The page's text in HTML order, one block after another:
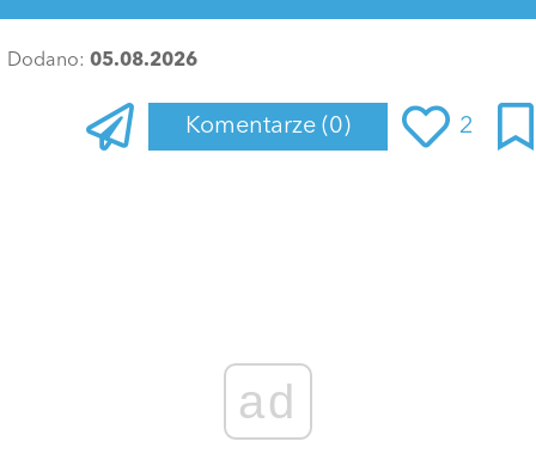
Dodano: 05.08.2026
Komentarze (0) 2
ad